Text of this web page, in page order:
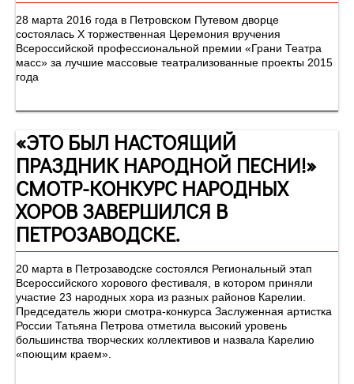
28 марта 2016 года в Петровском Путевом дворце
состоялась Х торжественная Церемония вручения
Всероссийской профессиональной премии «Грани Театра
масс» за лучшие массовые театрализованные проекты 2015
года
«ЭТО БЫЛ НАСТОЯЩИЙ
ПРАЗДНИК НАРОДНОЙ ПЕСНИ!»
СМОТР-КОНКУРС НАРОДНЫХ
ХОРОВ ЗАВЕРШИЛСЯ В
ПЕТРОЗАВОДСКЕ.
20 марта в Петрозаводске состоялся Региональный этап
Всероссийского хорового фестиваля, в котором приняли
участие 23 народных хора из разных районов Карелии.
Председатель жюри смотра-конкурса Заслуженная артистка
России Татьяна Петрова отметила высокий уровень
большинства творческих коллективов и назвала Карелию
«поющим краем».